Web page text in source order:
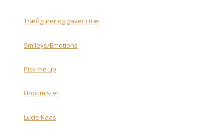
Træfigurer og gaver i træ
Smileys/Emotions
Pick me up
Hoptimister
Lucie Kaas